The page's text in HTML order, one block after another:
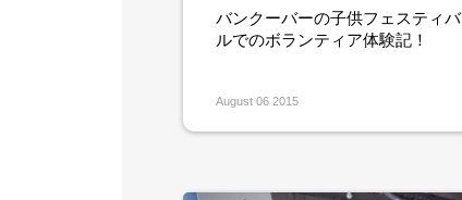
バンクーバーの子供フェスティバ
ルでのボランティア体験記！
August 06 2015